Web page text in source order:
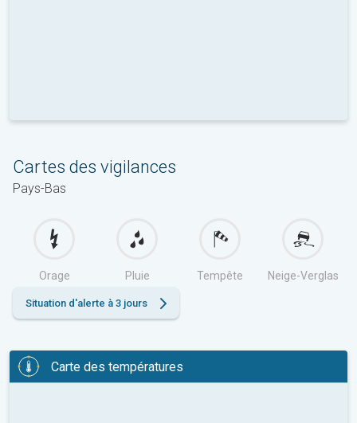
Cartes des vigilances
Pays-Bas
Orage Pluie Tempête Neige-Verglas
Situation d'alerte à 3 jours
Carte des températures